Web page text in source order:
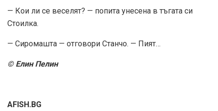
— Кои ли се веселят? — попита унесена в тъгата си
Стоилка.
— Сиромашта — отговори Станчо. — Пият…
© Елин Пелин
AFISH.BG